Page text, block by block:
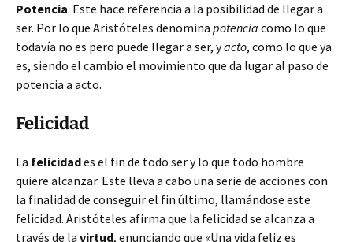
Potencia. Este hace referencia a la posibilidad de llegar a
ser. Por lo que Aristóteles denomina potencia como lo que
todavía no es pero puede llegar a ser, yacto, como lo que ya
es, siendo el cambio el movimiento que da lugar al paso de
potencia a acto.
Felicidad
La felicidades el fin de todo ser y lo que todo hombre
quiere alcanzar. Este lleva a cabo una serie de acciones con
la finalidad de conseguir el fin último, llamándose este
felicidad. Aristóteles afirma que la felicidad se alcanza a
través de la virtud, enunciando que «Una vida feliz es